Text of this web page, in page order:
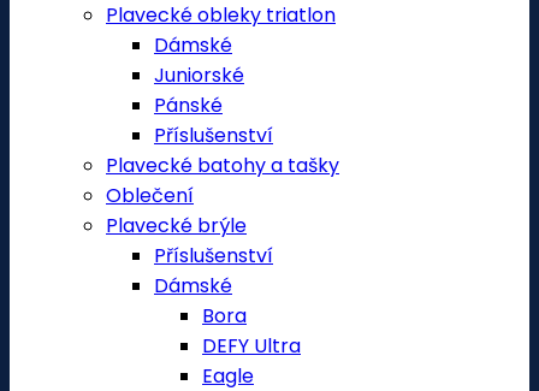
Plavecké obleky triatlon
Dámské
Juniorské
Pánské
Příslušenství
Plavecké batohy a tašky
Oblečení
Plavecké brýle
Příslušenství
Dámské
Bora
DEFY Ultra
Eagle